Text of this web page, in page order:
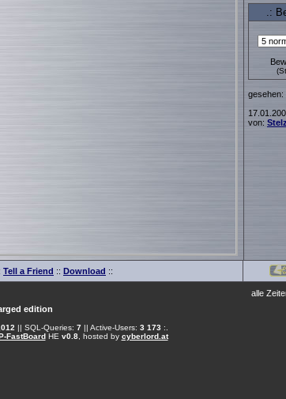
.:
gesehen:
von:
Tell a Friend :: Download ::
alle
edition
|| SQL-Queries: 7|| Active-Users: 3 173 :.
FastBoardHE v0.8, hosted by cyberlord.at